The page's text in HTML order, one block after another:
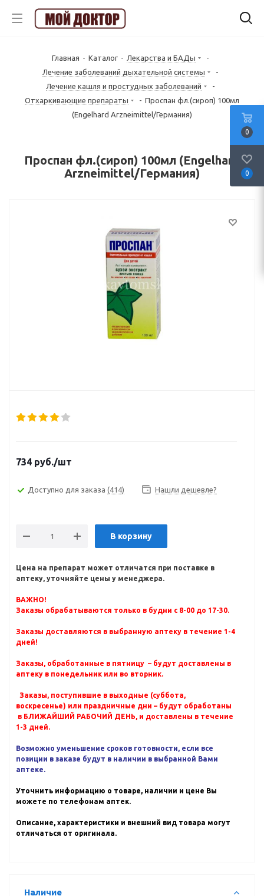
Главная - Каталог - Лекарства и БАДы
-
Лечение заболеваний дыхательной системы
-
Лечение кашля и простудных заболеваний
-
Отхаркивающие препараты
- Проспан фл.(сироп) 100мл
(Engelhard Arzneimittel/Германия)
Проспан фл.(сироп) 100мл (Engelhard
Arzneimittel/Германия)
734 руб./шт
Доступно для заказа (414) Нашли дешевле?
В корзину
Цена на препарат может отличатся при поставке в
аптеку, уточняйте цены у менеджера.
ВАЖНО!
Заказы обрабатываются только в будни с 8-00 до 17-30.
Заказы доставляются в выбранную аптеку в течение 1-4
дней!
Заказы, обработанные в пятницу – будут доставлены в
аптеку в понедельник или во вторник.
Заказы, поступившие в выходные (суббота,
воскресенье) или праздничные дни – будут обработаны
в БЛИЖАЙШИЙ РАБОЧИЙ ДЕНЬ, и доставлены в течение
1-3 дней.
Возможно уменьшение сроков готовности, если все
позиции в заказе будут в наличии в выбранной Вами
аптеке.
Уточнить информацию о товаре, наличии и цене Вы
можете по телефонам аптек.
Описание, характеристики и внешний вид товара могут
отличаться от оригинала.
Наличие
0
0